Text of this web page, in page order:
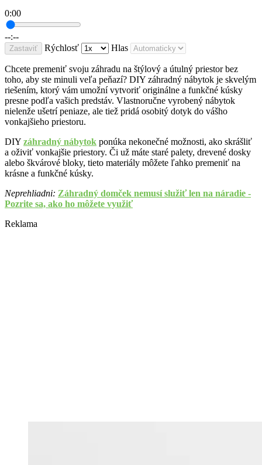
0:00
--:--
Zastaviť Rýchlosť Hlas
Chcete premeniť svoju záhradu na štýlový a útulný priestor bez
toho, aby ste minuli veľa peňazí? DIY záhradný nábytok je skvelým
riešením, ktorý vám umožní vytvoriť originálne a funkčné kúsky
presne podľa vašich predstáv. Vlastnoručne vyrobený nábytok
nielenže ušetrí peniaze, ale tiež pridá osobitý dotyk do vášho
vonkajšieho priestoru.
DIY záhradný nábytok ponúka nekonečné možnosti, ako skrášliť
a oživiť vonkajšie priestory. Či už máte staré palety, drevené dosky
alebo škvárové bloky, tieto materiály môžete ľahko premeniť na
krásne a funkčné kúsky.
Neprehliadni: Záhradný domček nemusí služiť len na náradie -
Pozrite sa, ako ho môžete využiť
Reklama